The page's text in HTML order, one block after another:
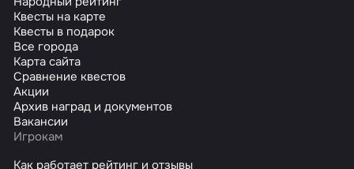
Квесты на карте
Квесты в подарок
Все города
Карта сайта
Сравнение квестов
Акции
Архив наград и документов
Вакансии
Игрокам
Как работает рейтинг и отзывы